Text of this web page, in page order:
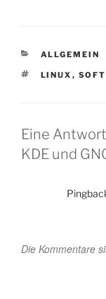
KATEGORIEN
ALLGEMEIN
LINUX ,
Eine
KDE und
Die Kommentare